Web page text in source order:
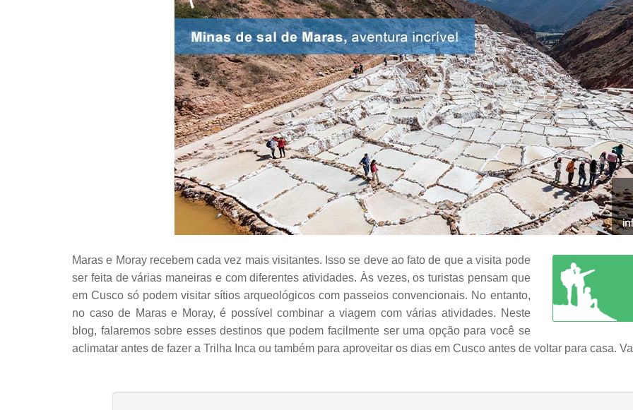
Maras e Moray recebem cada vez mais visitantes. Isso se deve ao fato de que a visita pode
ser feita de várias maneiras e com diferentes atividades. Às vezes, os turistas pensam que
em Cusco só podem visitar sítios arqueológicos com passeios convencionais. No entanto,
no caso de Maras e Moray, é possível combinar a viagem com várias atividades. Neste
blog, falaremos sobre esses destinos que podem facilmente ser uma opção para você se
aclimatar antes de fazer a Trilha Inca ou também para aproveitar os dias em Cusco antes de voltar para casa.